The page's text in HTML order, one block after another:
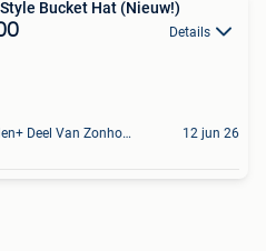
Bucket Hat (Nieuw!)
Details
Houthalen+ Deel Van Zonhoven En Zolder 12 jun 26